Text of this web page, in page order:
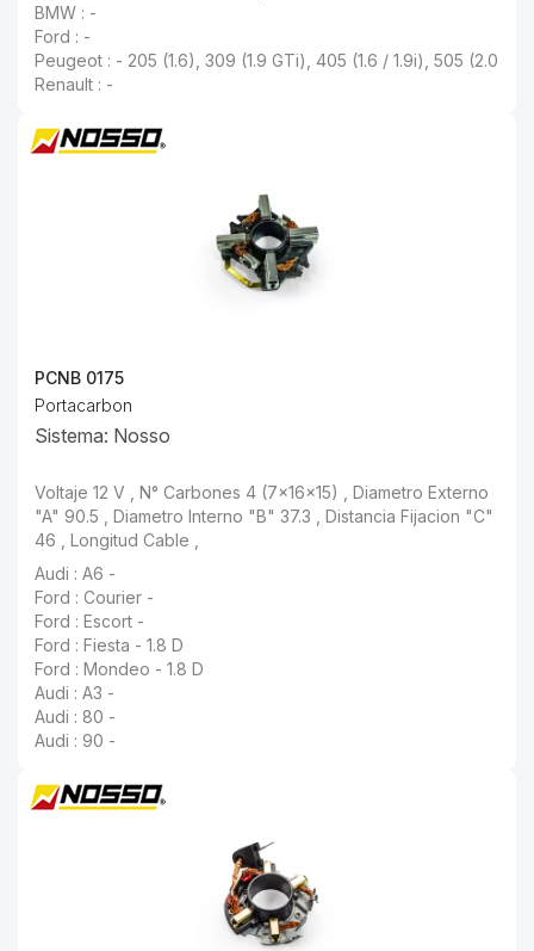
BMW : -
Ford : -
Peugeot : - 205 (1.6), 309 (1.9 GTi), 405 (1.6 / 1.9i), 505 (2.0
Renault : -
PCNB 0175
Portacarbon
Sistema: Nosso
Voltaje 12 V , N° Carbones 4 (7x16x15) , Diametro Externo "A" 90.5 , Diametro Interno "B" 37.3 , Distancia Fijacion "C" 46 , Longitud Cable ,
Ford : Courier -
Ford : Escort -
Ford : Fiesta - 1.8 D
Ford : Mondeo - 1.8 D
Audi : A3 -
Audi : 80 -
Audi : 90 -